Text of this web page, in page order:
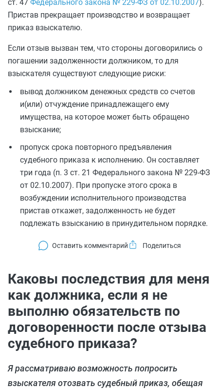
ст. 47 Федерального закона № 229-ФЗ от 02.10.2007).
Пристав прекращает производство и возвращает
приказ взыскателю.
Если отзыв вызван тем, что стороны договорились о
погашении задолженности должником, то для
взыскателя существуют следующие риски:
вывод должником денежных средств со счетов
и(или) отчуждение принадлежащего ему
имущества, на которое может быть обращено
взыскание;
пропуск срока повторного предъявления
судебного приказа к исполнению. Он составляет
три года (п. 3 ст. 21 Федерального закона № 229-ФЗ
от 02.10.2007). При пропуске этого срока в
возбуждении исполнительного производства
пристав откажет, задолженность не будет
подлежать взысканию в принудительном порядке.
Оставить комментарий
Каковы последствия для меня
как должника, если я не
выполню обязательств по
договоренности после отзыва
судебного приказа?
Я рассматриваю возможность попросить
взыскателя отозвать судебный приказ, обещая